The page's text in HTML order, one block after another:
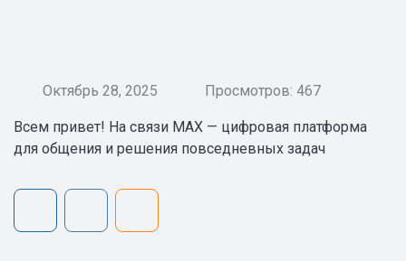
Октябрь 28, 2025 Просмотров: 467
Всем привет! На связи MAX — цифровая платформа
для общения и решения повседневных задач